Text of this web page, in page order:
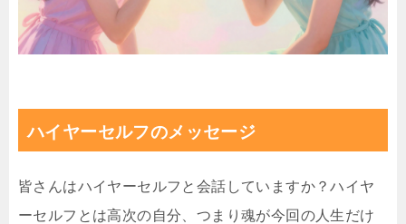
ハイヤーセルフのメッセージ
皆さんはハイヤーセルフと会話していますか？ハイヤ
ーセルフとは高次の自分、つまり魂が今回の人生だけ